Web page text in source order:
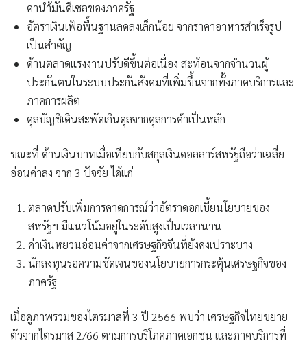
คานำ้มันดีเซลของภาครัฐ
อัตราเงินเฟ้อพื้นฐานลดลงเล็กน้อย จากราคาอาหารสำเร็จรูป
เป็นสำคัญ
ด้านตลาดแรงงานปรับดีขึ้นต่อเนื่อง สะท้อนจากจำนวนผู้
ประกันตนในระบบประกันสังคมที่เพิ่มขึ้นจากทั้งภาคบริการและ
ภาคการผลิต
ดุลบัญชีเดินสะพัดเกินดุลจากดุลการค้าเป็นหลัก
ขณะที่ ด้านเงินบาทเมื่อเทียบกับสกุลเงินดอลลาร์สหรัฐถือว่าเฉลี่ย
อ่อนค่าลง จาก 3 ปัจจัย ได้แก่
ตลาดปรับเพิ่มการคาดการณ์ว่าอัตราดอกเบี้ยนโยบายของ
สหรัฐฯ มีแนวโน้มอยู่ในระดับสูงเป็นเวลานาน
ค่าเงินหยวนอ่อนค่าจากเศรษฐกิจจีนที่ยังคงเปราะบาง
นักลงทุนรอความชัดเจนของนโยบายการกระตุ้นเศรษฐกิจของ
ภาครัฐ
เมื่อดูภาพรวมของไตรมาสที่ 3 ปี 2566 พบว่า เศรษฐกิจไทยขยาย
ตัวจากไตรมาส 2/66 ตามการบริโภคภาคเอกชน และภาคบริการที่